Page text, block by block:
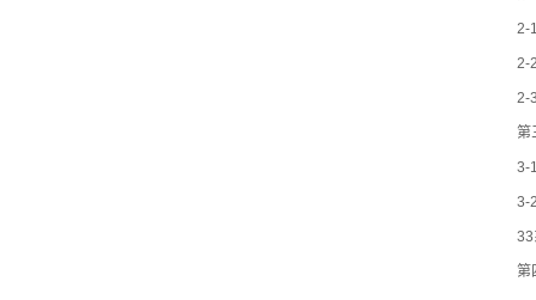
2-
2-
2-
第
3-
3-
33
第